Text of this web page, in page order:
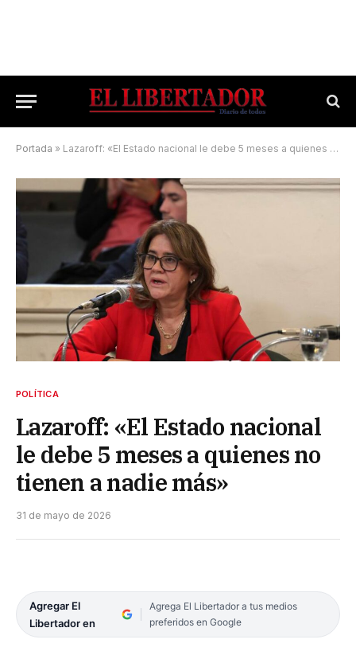
Portada » Lazaroff: «El Estado nacional le debe 5 meses a quienes no tienen a nadie más»
POLÍTICA
Lazaroff: «El Estado nacional
le debe 5 meses a quienes no
tienen a nadie más»
31 de mayo de 2026
Agregar El
Libertador en
Agrega El Libertador a tus medios
preferidos en Google